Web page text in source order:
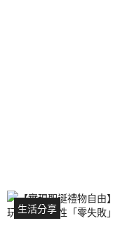
生活分享